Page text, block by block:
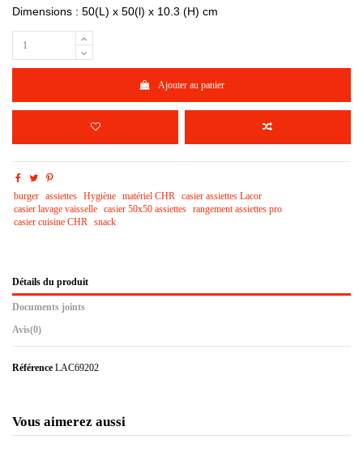
Dimensions : 50(L) x 50(l) x 10.3 (H) cm
Ajouter au panier
burger assiettes Hygiène matériel CHR casier assiettes Lacor
casier lavage vaisselle casier 50x50 assiettes rangement assiettes pro
casier cuisine CHR snack
Détails du produit
Documents joints
Avis(0)
Référence LAC69202
Vous aimerez aussi